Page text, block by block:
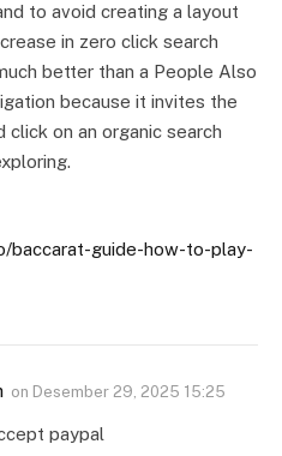
to avoid creating a layout
in zero click search
better than a People Also
because it invites the
click on an organic search
baccarat-guide-how-to-play-
on Desember 29, 2025 15:25
paypal